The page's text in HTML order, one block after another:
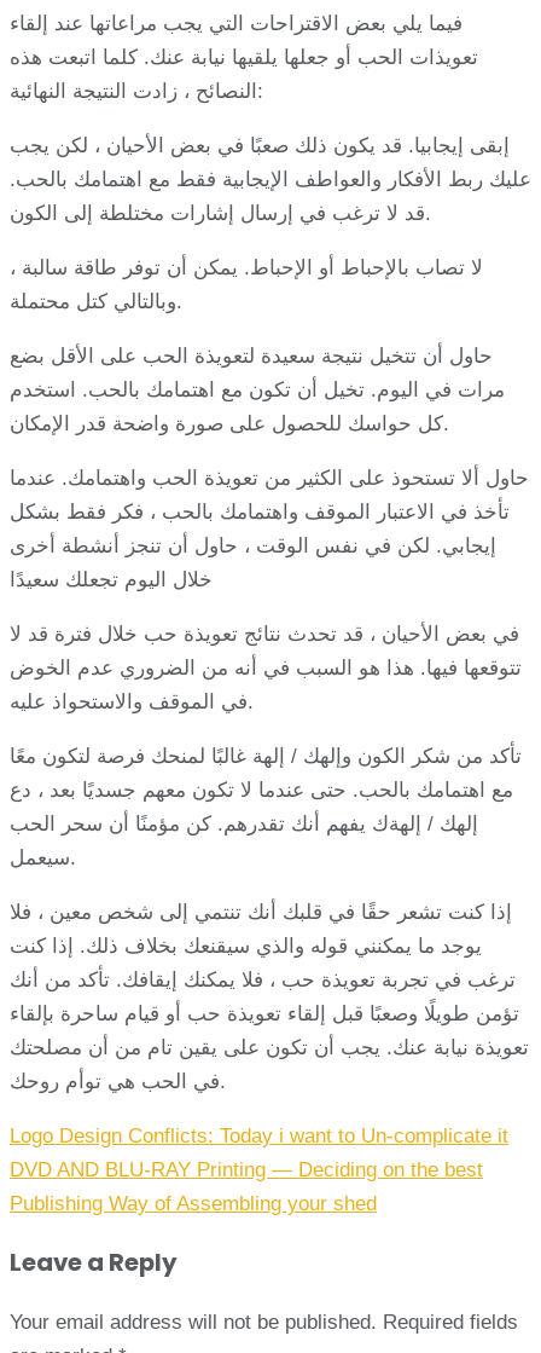
فيما يلي بعض الاقتراحات التي يجب مراعاتها عند إلقاء
تعويذات الحب أو جعلها يلقيها نيابة عنك. كلما اتبعت هذه
النصائح ، زادت النتيجة النهائية:
إبقى إيجابيا. قد يكون ذلك صعبًا في بعض الأحيان ، لكن يجب
عليك ربط الأفكار والعواطف الإيجابية فقط مع اهتمامك بالحب.
قد لا ترغب في إرسال إشارات مختلطة إلى الكون.
لا تصاب بالإحباط أو الإحباط. يمكن أن توفر طاقة سالبة ،
وبالتالي كتل محتملة.
حاول أن تتخيل نتيجة سعيدة لتعويذة الحب على الأقل بضع
مرات في اليوم. تخيل أن تكون مع اهتمامك بالحب. استخدم
كل حواسك للحصول على صورة واضحة قدر الإمكان.
حاول ألا تستحوذ على الكثير من تعويذة الحب واهتمامك. عندما
تأخذ في الاعتبار الموقف واهتمامك بالحب ، فكر فقط بشكل
إيجابي. لكن في نفس الوقت ، حاول أن تنجز أنشطة أخرى
خلال اليوم تجعلك سعيدًا
في بعض الأحيان ، قد تحدث نتائج تعويذة حب خلال فترة قد لا
تتوقعها فيها. هذا هو السبب في أنه من الضروري عدم الخوض
في الموقف والاستحواذ عليه.
تأكد من شكر الكون وإلهك / إلهة غالبًا لمنحك فرصة لتكون معًا
مع اهتمامك بالحب. حتى عندما لا تكون معهم جسديًا بعد ، دع
إلهك / إلهةك يفهم أنك تقدرهم. كن مؤمنًا أن سحر الحب
سيعمل.
إذا كنت تشعر حقًا في قلبك أنك تنتمي إلى شخص معين ، فلا
يوجد ما يمكنني قوله والذي سيقنعك بخلاف ذلك. إذا كنت
ترغب في تجربة تعويذة حب ، فلا يمكنك إيقافك. تأكد من أنك
تؤمن طويلًا وصعبًا قبل إلقاء تعويذة حب أو قيام ساحرة بإلقاء
تعويذة نيابة عنك. يجب أن تكون على يقين تام من أن مصلحتك
في الحب هي توأم روحك.
Post
navigation
Logo Design Conflicts: Today i want to Un-complicate it
DVD AND BLU-RAY Printing — Deciding on the best
Publishing Way of Assembling your shed
Leave a Reply
Your email address will not be published. Required fields